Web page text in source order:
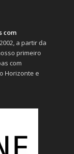
com
a partir da
primeiro
com
Horizonte e